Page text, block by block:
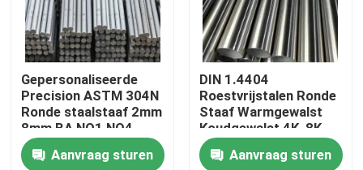
Ongeveer ons
Fabrieksreis
Kwaliteitscontrole
Gepersonaliseerde
Precision ASTM 304N
Ronde staalstaaf 2mm
8mm BA,NO1,NO4
Afwerking Voor
Structurele
Aanvraag sturen
DIN 1.4404
Roestvrijstalen Ronde
Staaf Warmgewalst
Koudgewalst 4K, 8K
Oppervlak Voor
Scheepsbouw
Aanvraag sturen